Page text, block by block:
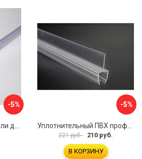
-5%
Ц-образные уплотнители для душевой кабины IDDIS 965S8003DZ
-5%
Уплотнительный ПВХ профиль для стекла 8 мм SERVICE PLUS PVH04-908KW8
221 руб. 210 руб.
В КОРЗИНУ